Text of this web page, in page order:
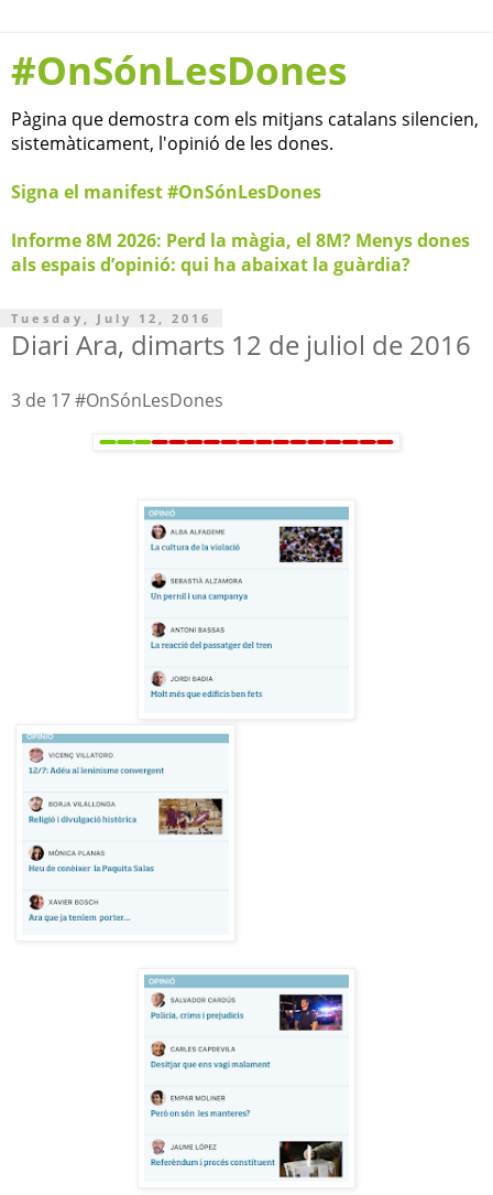
#OnSónLesDones
Pàgina que demostra com els mitjans catalans silencien,
sistemàticament, l'opinió de les dones.
Signa el manifest #OnSónLesDones
Informe 8M 2026: Perd la màgia, el 8M? Menys dones
als espais d’opinió: qui ha abaixat la guàrdia?
Tuesday, July 12, 2016
Diari Ara, dimarts 12 de juliol de 2016
3 de 17 #OnSónLesDones